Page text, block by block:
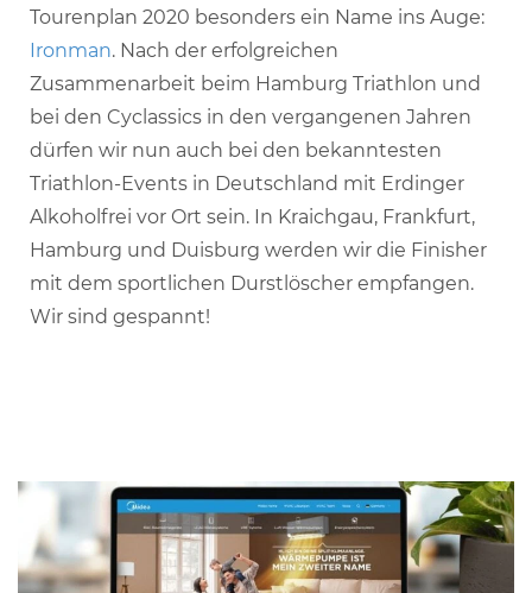
Tourenplan 2020 besonders ein Name ins Auge:
Ironman. Nach der erfolgreichen
Zusammenarbeit beim Hamburg Triathlon und
bei den Cyclassics in den vergangenen Jahren
dürfen wir nun auch bei den bekanntesten
Triathlon-Events in Deutschland mit Erdinger
Alkoholfrei vor Ort sein. In Kraichgau, Frankfurt,
Hamburg und Duisburg werden wir die Finisher
mit dem sportlichen Durstlöscher empfangen.
Wir sind gespannt!